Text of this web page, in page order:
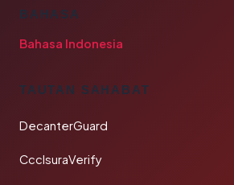
BAHASA
Bahasa Indonesia
TAUTAN SAHABAT
DecanterGuard
CcclsuraVerify